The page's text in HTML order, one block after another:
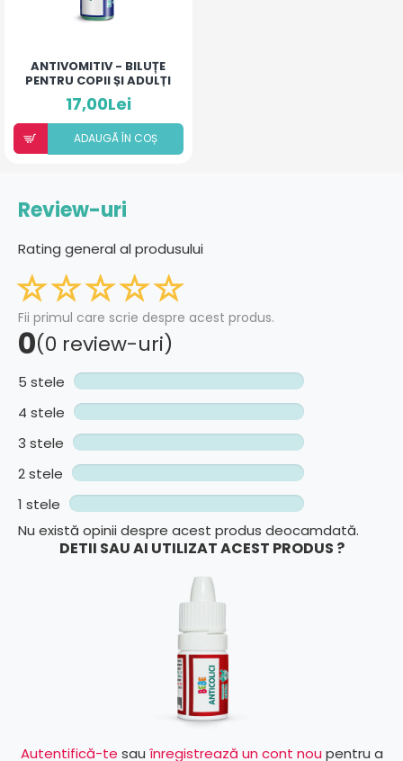
ANTIVOMITIV - BILUȚE
PENTRU COPII ȘI ADULȚI
17,00Lei
ADAUGÃ ÎN COȘ
Review-uri
Rating general al produsului
Fii primul care scrie despre acest produs.
0(0 review-uri)
5 stele
4 stele
3 stele
2 stele
1 stele
Nu există opinii despre acest produs deocamdată.
DETII SAU AI UTILIZAT ACEST PRODUS ?
Autentifică-te sau înregistrează un cont nou pentru a